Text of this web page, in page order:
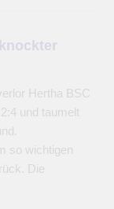
Hertha BSC
und taumelt
so wichtigen
Die